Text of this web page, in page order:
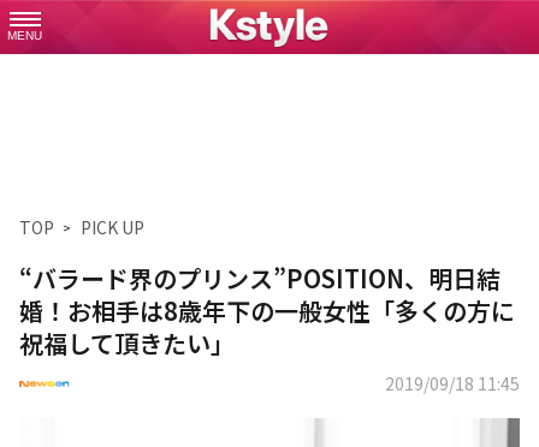
MENU
TOP PICK UP
“バラード界のプリンス”POSITION、明日結
婚！お相手は8歳年下の一般女性「多くの方に
祝福して頂きたい」
2019/09/18 11:45